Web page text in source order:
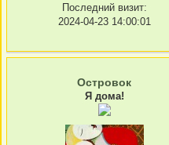
Последний визит:
2024-04-23 14:00:01
Островок
Я дома!